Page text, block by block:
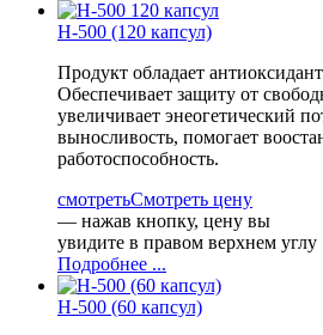
H-500 (120 капсул)
Продукт обладает
Обеспечивает защиту от
увеличивает энеогетический
выносливость, помогает
работоспособность.
смотретьСмотреть цену
— нажав кнопку, цену вы
увидите в правом верхнем углу
Подробнее ...
H-500 (60 капсул)